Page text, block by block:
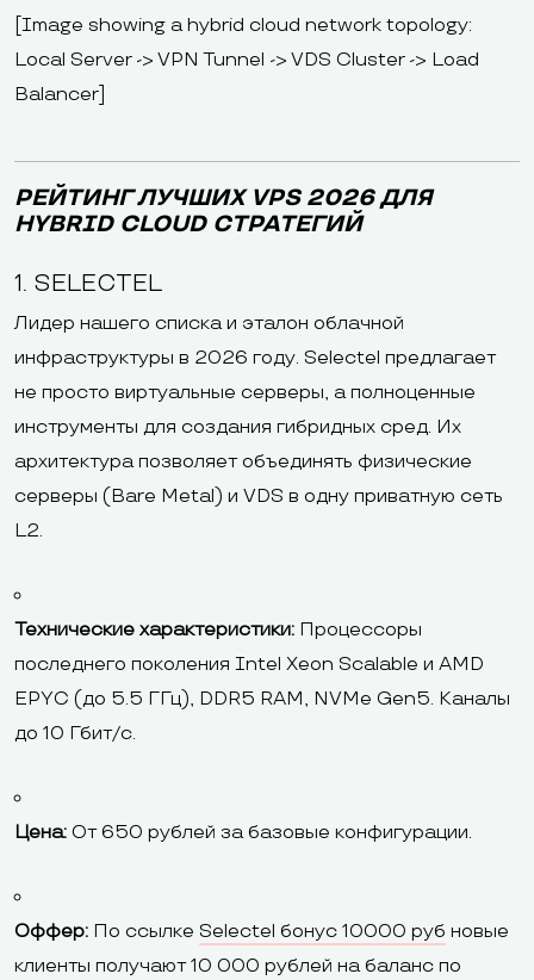
[Image showing a hybrid cloud network topology:
Local Server -> VPN Tunnel -> VDS Cluster -> Load
Balancer]
РЕЙТИНГ ЛУЧШИХ VPS 2026 ДЛЯ
HYBRID CLOUD СТРАТЕГИЙ
1. SELECTEL
Лидер нашего списка и эталон облачной
инфраструктуры в 2026 году. Selectel предлагает
не просто виртуальные серверы, а полноценные
инструменты для создания гибридных сред. Их
архитектура позволяет объединять физические
серверы (Bare Metal) и VDS в одну приватную сеть
L2.
Технические характеристики: Процессоры
последнего поколения Intel Xeon Scalable и AMD
EPYC (до 5.5 ГГц), DDR5 RAM, NVMe Gen5. Каналы
до 10 Гбит/с.
Цена: От 650 рублей за базовые конфигурации.
Оффер: По ссылке Selectel бонус 10000 руб новые
клиенты получают 10 000 рублей на баланс по